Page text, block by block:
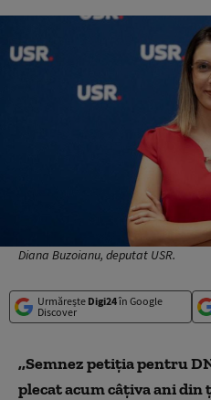
Diana Buzoianu, deputat USR.
Urmărește Digi24în Google
Discover
,,Semnez petiția pentru
plecat acum câțiva ani din